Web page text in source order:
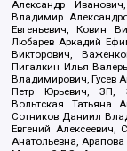
Александр
Владимир
Евгеньевич, Ковин
Любарев Аркадий
Викторович,
Пигалкин Илья
Владимирович, Гусев
Петр Юрьевич, ЗП,
Вольтская Татьяна
Сотников Даниил
Евгений Алексеевич,
Анатольевна,